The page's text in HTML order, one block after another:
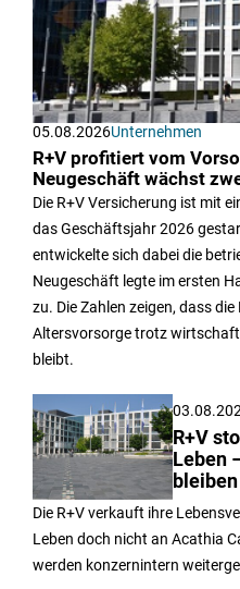
05.08.2026Unternehmen
R+V profitiert vom
Neugeschäft wächst
Die R+V Versicherung ist mit
das Geschäftsjahr 2026
entwickelte sich dabei die
Neugeschäft legte im ersten
zu. Die Zahlen zeigen, dass
Altersvorsorge trotz
bleibt.
R+V
Leben
Die R+V verkauft ihre
Leben doch nicht an Acathia
werden konzernintern